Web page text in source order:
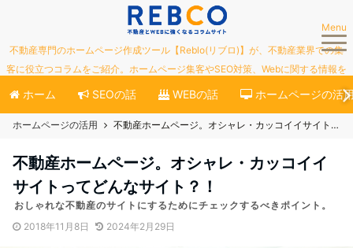
不動産専門のホームページ作成ツール【Reblo(リブロ)】が、不動産業界での集
客に役立つコラムをご紹介。ホームページ集客やSEO対策、Webに関する情報を
ご紹介していきます。
Menu
ホーム SEOの話 WEBの話 ホームページの活
ホームページの活用 不動産ホームページ。オシャレ・カッコイイサイトってどんなサイト？！
不動産ホームページ。オシャレ・カッコイイ
サイトってどんなサイト？！
おしゃれな不動産のサイトにするためにチェックするべきポイント。
2018年11月8日
2024年2月29日